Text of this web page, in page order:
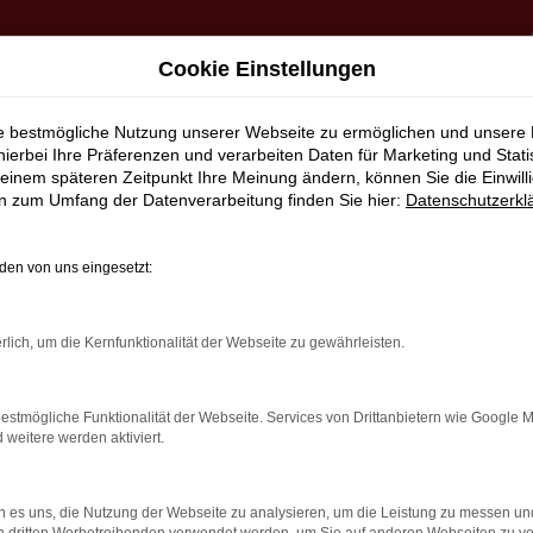
nach Reutlingen
kaufen |
RENAULT FÜR
einerseits für Tradition, andererseits aber immer
in Reutlingen und Umgebung. Wir sind ein
darstellt. Kundinnen und Kunden aus Reutlingen
Ohr für Sie und Ihre Anliegen und liefern Fahrzeuge
Cookie Einstellungen
bestmögliche Nutzung unserer Webseite zu ermöglichen und unsere
Ihre Präferenzen und verarbeiten Daten für Marketing und
späteren Zeitpunkt Ihre Meinung ändern, können Sie die
zum Umfang der Datenverarbeitung finden Sie hier:
von uns eingesetzt:
um die Kernfunktionalität der Webseite zu gewährleisten.
Funktionalität der Webseite. Services von Drittanbietern wie Google
weitere werden aktiviert.
es uns, die Nutzung der Webseite zu analysieren, um die Leistung zu messen